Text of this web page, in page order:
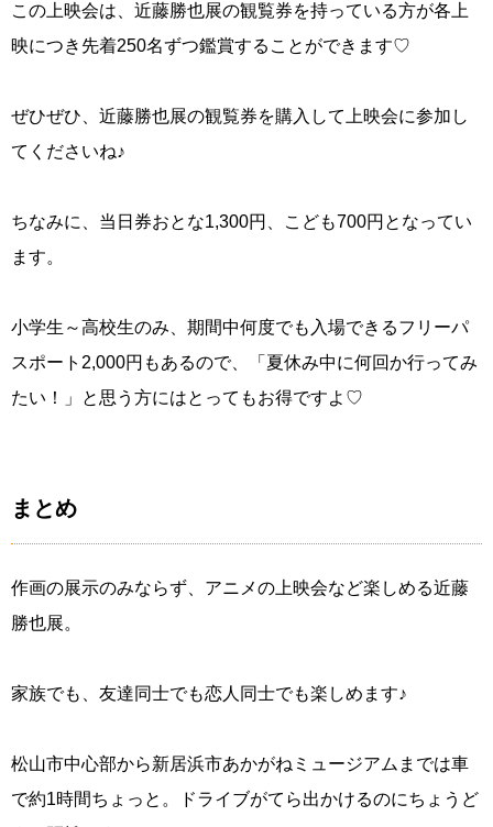
この上映会は、近藤勝也展の観覧券を持っている方が各上
映につき先着250名ずつ鑑賞することができます♡
ぜひぜひ、近藤勝也展の観覧券を購入して上映会に参加し
てくださいね♪
ちなみに、当日券おとな1,300円、こども700円となってい
ます。
小学生～高校生のみ、期間中何度でも入場できるフリーパ
スポート2,000円もあるので、「夏休み中に何回か行ってみ
たい！」と思う方にはとってもお得ですよ♡
まとめ
作画の展示のみならず、アニメの上映会など楽しめる近藤
勝也展。
家族でも、友達同士でも恋人同士でも楽しめます♪
松山市中心部から新居浜市あかがねミュージアムまでは車
で約1時間ちょっと。ドライブがてら出かけるのにちょうど